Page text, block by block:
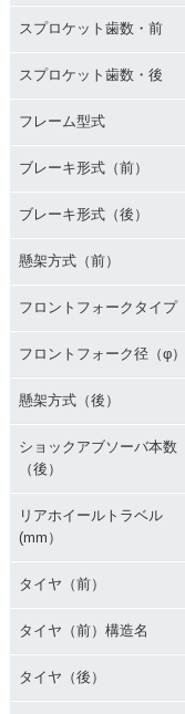
スプロケット歯数・前
スプロケット歯数・後
フレーム型式
ブレーキ形式（前）
ブレーキ形式（後）
懸架方式（前）
フロントフォークタイプ
フロントフォーク径（φ）
懸架方式（後）
ショックアブソーバ本数
（後）
リアホイールトラベル
(mm）
タイヤ（前）
タイヤ（前）構造名
タイヤ（後）